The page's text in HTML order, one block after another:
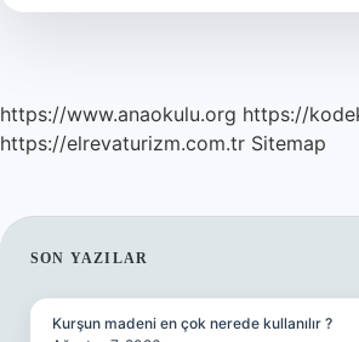
Yapılır
https://www.anaokulu.org https://
https://elrevaturizm.com.tr Sitemap
SIDEBAR
SON YAZILAR
Kurşun madeni en çok nerede kullanılır ?